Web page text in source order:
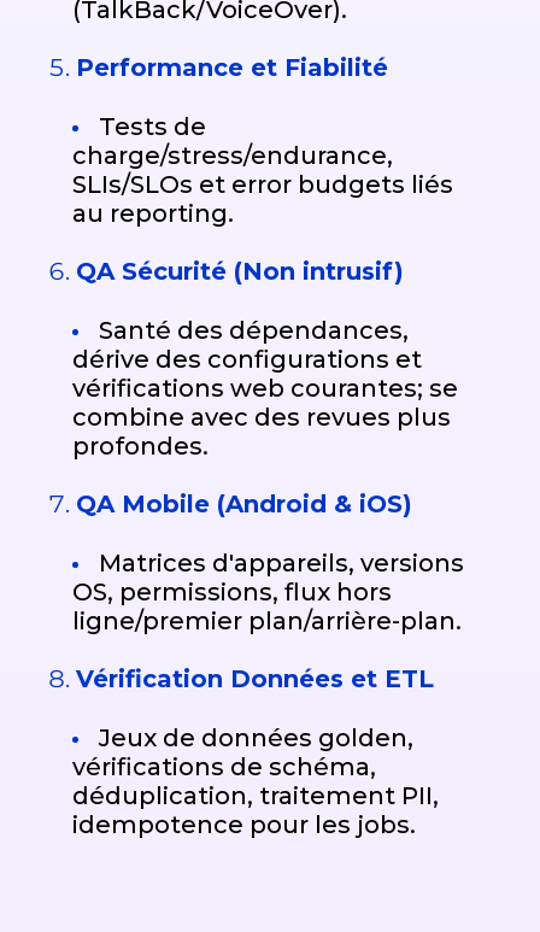
(TalkBack/VoiceOver).
Performance et Fiabilité
Tests de
charge/stress/endurance,
SLIs/SLOs et error budgets liés
au reporting.
QA Sécurité (Non intrusif)
Santé des dépendances,
dérive des configurations et
vérifications web courantes; se
combine avec des revues plus
profondes.
QA Mobile (Android & iOS)
Matrices d'appareils, versions
OS, permissions, flux hors
ligne/premier plan/arrière-plan.
Vérification Données et ETL
Jeux de données golden,
vérifications de schéma,
déduplication, traitement PII,
idempotence pour les jobs.